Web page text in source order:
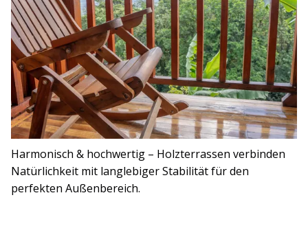
Harmonisch & hochwertig – Holzterrassen verbinden
Natürlichkeit mit langlebiger Stabilität für den
perfekten Außenbereich.